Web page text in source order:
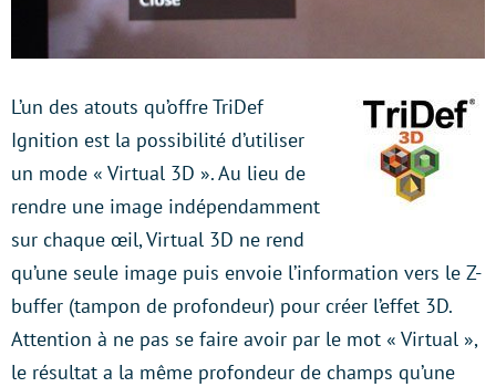
L’un des atouts qu’offre TriDef
Ignition est la possibilité d’utiliser
un mode « Virtual 3D ». Au lieu de
rendre une image indépendamment
sur chaque œil, Virtual 3D ne rend
qu’une seule image puis envoie l’information vers le Z-
buffer (tampon de profondeur) pour créer l’effet 3D.
Attention à ne pas se faire avoir par le mot « Virtual »,
le résultat a la même profondeur de champs qu’une